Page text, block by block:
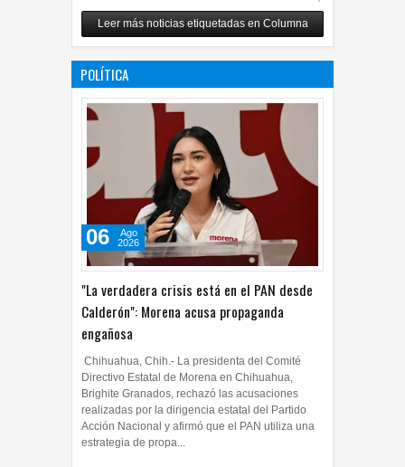
Revuelo en la inteligencia
artificial
07 Jul 2026 0
Leer más noticias etiquetadas en Columna
POLÍTICA
"La verdadera crisis está en el PAN desde
Calderón": Morena acusa propaganda
engañosa
06
Ago
2026
Chihuahua, Chih.- La presidenta del Comité
Directivo Estatal de Morena en Chihuahua,
Brighite Granados, rechazó las acusaciones
realizadas por la dirigencia estatal del Partido
Acción Nacional y afirmó que el PAN utiliza una
estrategia de propa...